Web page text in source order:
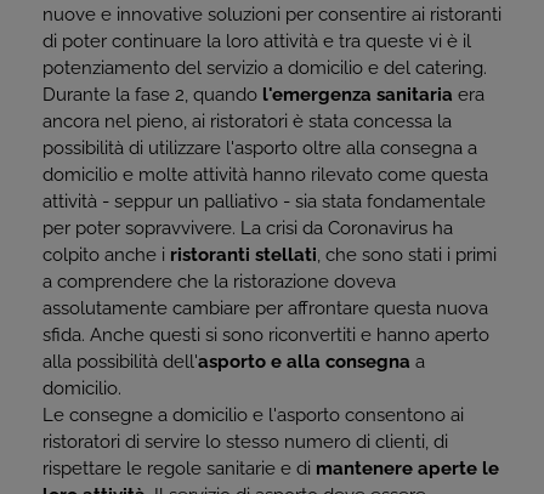
nuove e innovative soluzioni per consentire ai ristoranti
di poter continuare la loro attività e tra queste vi è il
potenziamento del servizio a domicilio e del catering.
Durante la fase 2, quando l'emergenza sanitaria era
ancora nel pieno, ai ristoratori è stata concessa la
possibilità di utilizzare l'asporto oltre alla consegna a
domicilio e molte attività hanno rilevato come questa
attività - seppur un palliativo - sia stata fondamentale
per poter sopravvivere. La crisi da Coronavirus ha
colpito anche i ristoranti stellati, che sono stati i primi
a comprendere che la ristorazione doveva
assolutamente cambiare per affrontare questa nuova
sfida. Anche questi si sono riconvertiti e hanno aperto
alla possibilità dell'asporto e alla consegna a
domicilio.
Le consegne a domicilio e l'asporto consentono ai
ristoratori di servire lo stesso numero di clienti, di
rispettare le regole sanitarie e di mantenere aperte le